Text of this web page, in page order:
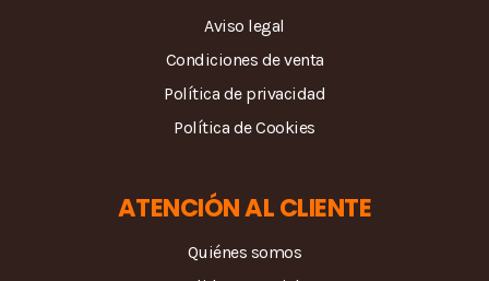
Aviso legal
Condiciones de venta
Política de privacidad
Política de Cookies
ATENCIÓN AL CLIENTE
Quiénes somos